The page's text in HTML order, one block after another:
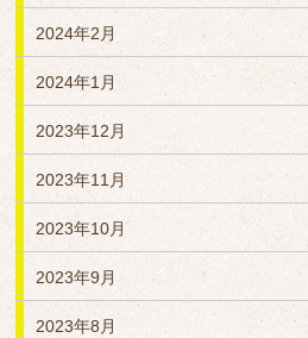
2024年2月
2024年1月
2023年12月
2023年11月
2023年10月
2023年9月
2023年8月